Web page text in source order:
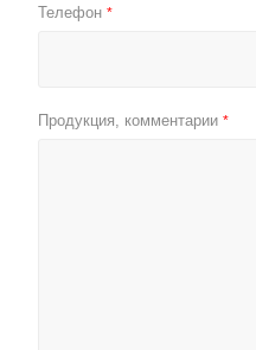
Телефон *
Продукция, комментарии *